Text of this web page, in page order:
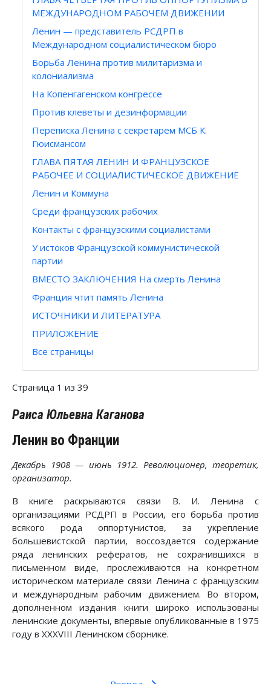
МЕЖДУНАРОДНОМ РАБОЧЕМ ДВИЖЕНИИ
Ленин — представитель РСДРП в
Международном социалистическом бюро
Борьба Ленина против милитаризма и
колониализма
На Копенгагенском конгрессе
Против клеветы и дезинформации
Переписка Ленина с секретарем МСБ К.
Гюисмансом
ГЛАВА ПЯТАЯ ЛЕНИН И ФРАНЦУЗСКОЕ
РАБОЧЕЕ И СОЦИАЛИСТИЧЕСКОЕ ДВИЖЕНИЕ
Ленин и Коммуна
Среди французских рабочих
Контакты с французскими социалистами
У истоков Французской коммунистической
партии
ВМЕСТО ЗАКЛЮЧЕНИЯ На смерть Ленина
Франция чтит память Ленина
ИСТОЧНИКИ И ЛИТЕРАТУРА
ПРИЛОЖЕНИЕ
Все страницы
Страница 1 из 39
Раиса Юльевна Каганова
Ленин во Франции
Декабрь 1908 — июнь 1912. Революционер, теоретик,
организатор.
В книге раскрываются связи В. И. Ленина с
организациями РСДРП в России, его борьба против
всякого рода оппортунистов, за укрепление
большевистской партии, воссоздается содержание
ряда ленинских рефератов, не сохранившихся в
письменном виде, прослеживаются на конкретном
историческом материале связи Ленина с французским
и международным рабочим движением. Во втором,
дополненном издания книги широко использованы
ленинские документы, впервые опубликованные в 1975
году в XXXVIII Ленинском сборнике.